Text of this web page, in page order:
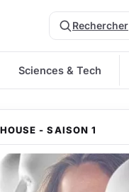
Rechercher
Sciences & Tech
- SAISON 1